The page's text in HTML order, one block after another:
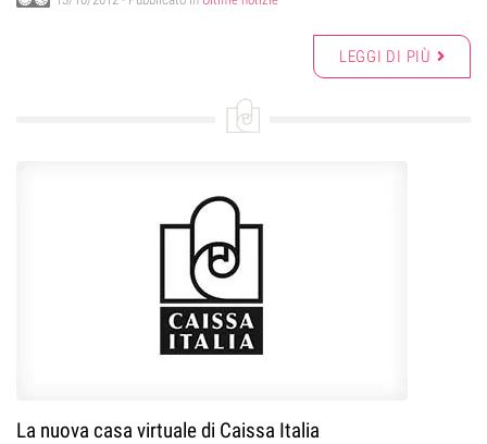
LEGGI DI PIÙ
La nuova casa virtuale di Caissa Italia